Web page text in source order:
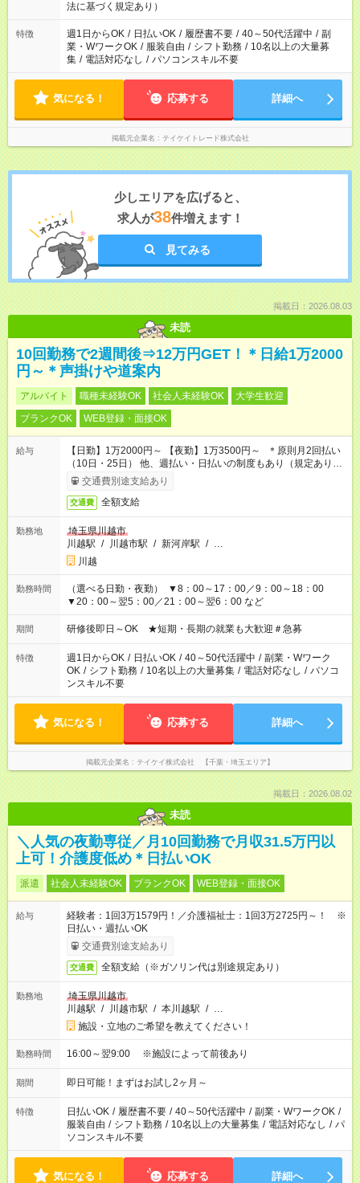
法に基づく規定あり）
特徴 週1日からOK / 日払いOK / 履歴書不要 / 40～50代活躍中 / 副
業・WワークOK / 服装自由 / シフト勤務 / 10名以上の大量募
集 / 電話対応なし / パソコンスキル不要
気になる！ 応募する 詳細へ
掲載元企業名 テイケイトレード株式会社
少しエリアを広げると、
求人が38件増えます！
見てみる
掲載日：2026.08.03
未読
10回勤務で2週間後⇒12万円GET！＊日給1万2000
円～＊声掛けや道案内
アルバイト 職種未経験OK 社会人未経験OK
大学生歓迎
ブランクOK
WEB登録・面接OK
給与
【日勤】1万2000円～ 【夜勤】1万3500円～ ＊原則月2回払い
（10日・25日） 他、週払い・日払いの制度もあり（規定あり）
＃日収1万円以上
交通費別途支給あり
交通費 全額支給
勤務地
埼玉県川越市
川越駅 / 川越市駅 / 新河岸駅 / …
川越
勤務時間
（選べる日勤・夜勤） ▼8：00～17：00／9：00～18：00
▼20：00～翌5：00／21：00～翌6：00 など
期間 研修後即日～OK ★短期・長期の就業も大歓迎＃急募
特徴 週1日からOK / 日払いOK / 40～50代活躍中 / 副業・Wワーク
OK / シフト勤務 / 10名以上の大量募集 / 電話対応なし / パソコ
ンスキル不要
気になる！ 応募する 詳細へ
掲載元企業名 テイケイ株式会社 【千葉・埼玉エリア】
掲載日：2026.08.02
未読
＼人気の夜勤専従／月10回勤務で月収31.5万円以
上可！介護度低め＊日払いOK
派遣 社会人未経験OK ブランクOK WEB登録・面接OK
給与
経験者：1回3万1579円！／介護福祉士：1回3万2725円～！ ※
日払い・週払いOK
交通費別途支給あり
交通費 全額支給（※ガソリン代は別途規定あり）
勤務地
埼玉県川越市
川越駅 / 川越市駅 / 本川越駅 / …
施設・立地のご希望を教えてください！
勤務時間 16:00～翌9:00 ※施設によって前後あり
期間 即日可能！まずはお試し2ヶ月～
特徴 日払いOK / 履歴書不要 / 40～50代活躍中 / 副業・WワークOK /
服装自由 / シフト勤務 / 10名以上の大量募集 / 電話対応なし / パ
ソコンスキル不要
気になる！ 応募する 詳細へ